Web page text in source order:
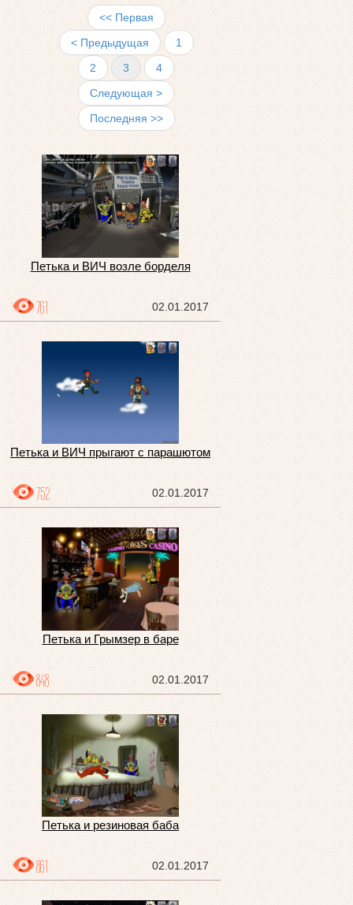
<< Первая
< Предыдущая
1
2
3
4
Следующая >
Последняя >>
Петька и ВИЧ возле борделя
02.01.2017
761
Петька и ВИЧ прыгают с парашютом
02.01.2017
752
Петька и Грымзер в баре
02.01.2017
848
Петька и резиновая баба
02.01.2017
861